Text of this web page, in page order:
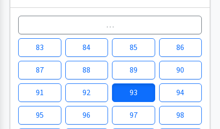
…
83 84 85 86
87 88 89 90
91 92 93 94
95 96 97 98